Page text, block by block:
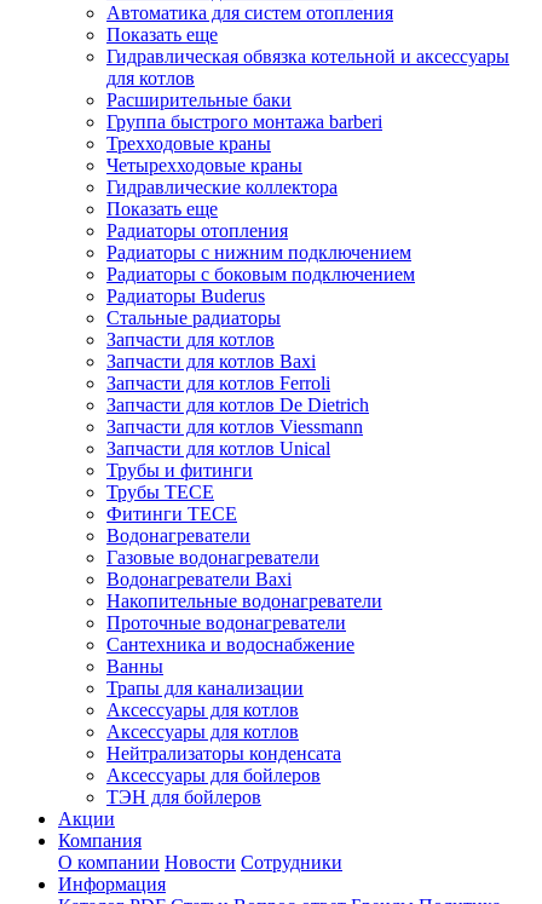
Автоматика для систем отопления
Показать еще
Гидравлическая обвязка котельной и аксессуары
для котлов
Расширительные баки
Группа быстрого монтажа barberi
Трехходовые краны
Четырехходовые краны
Гидравлические коллектора
Показать еще
Радиаторы отопления
Радиаторы с нижним подключением
Радиаторы с боковым подключением
Радиаторы Buderus
Стальные радиаторы
Запчасти для котлов
Запчасти для котлов Baxi
Запчасти для котлов Ferroli
Запчасти для котлов De Dietrich
Запчасти для котлов Viessmann
Запчасти для котлов Unical
Трубы и фитинги
Трубы TECE
Фитинги TECE
Водонагреватели
Газовые водонагреватели
Водонагреватели Baxi
Накопительные водонагреватели
Проточные водонагреватели
Сантехника и водоснабжение
Ванны
Трапы для канализации
Аксессуары для котлов
Аксессуары для котлов
Нейтрализаторы конденсата
Аксессуары для бойлеров
ТЭН для бойлеров
Акции
Компания
О компании Новости Сотрудники
Информация